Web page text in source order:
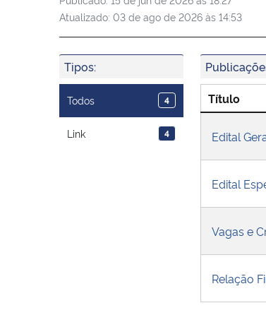
Atualizado: 03 de ago de 2026 às 14:53
Tipos:
Todos 4
Link 4
Título
Edital
Edital
Vagas e
Relação